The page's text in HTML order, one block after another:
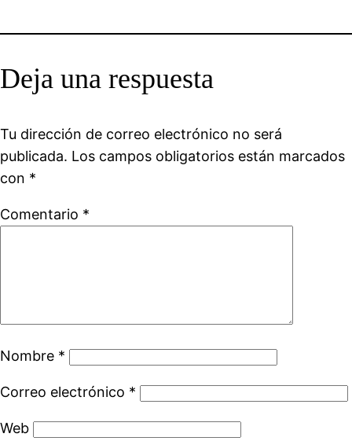
Deja una respuesta
Tu dirección de correo electrónico no será
publicada. Los campos obligatorios están marcados
con *
Comentario *
Nombre *
Correo electrónico *
Web